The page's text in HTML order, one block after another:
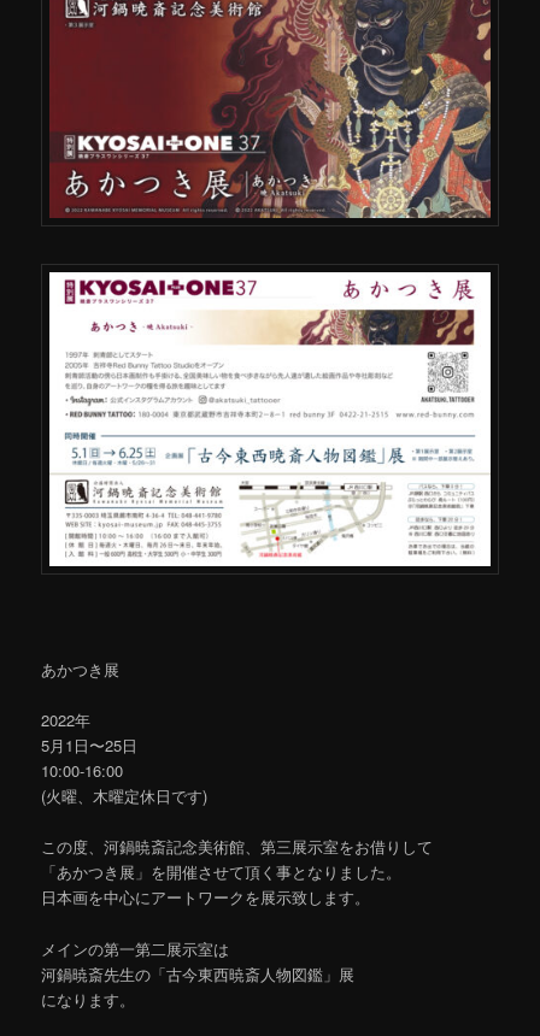
あかつき展
2022年
5月1日〜25日
10:00-16:00
(火曜、木曜定休日です)
この度、河鍋暁斎記念美術館、第三展示室をお借りして
「あかつき展」を開催させて頂く事となりました。
日本画を中心にアートワークを展示致します。
メインの第一第二展示室は
河鍋暁斎先生の「古今東西暁斎人物図鑑」展
になります。